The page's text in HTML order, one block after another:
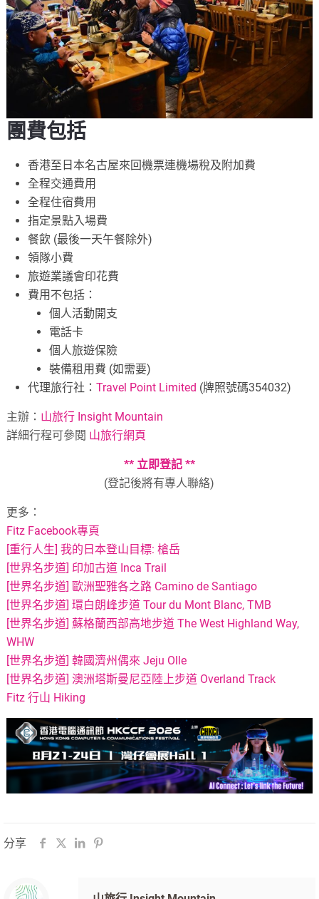
團費包括
香港至日本名古屋來回機票連機場稅及附加費
全程交通費用
全程住宿費用
指定景點入場費
餐飲 (最後一天午餐除外)
領隊小費
旅遊業議會印花費
費用不包括：
個人活動開支
電話卡
個人旅遊保險
裝備租用費 (如需要)
代理旅行社：Travel Point Limited (牌照號碼354032)
主辦： 山旅行 Insight Mountain
詳細行程可參閱 山旅行網頁
** 立即登記 **
(登記後將有專人聯絡)
更多：
Fitz Facebook專頁
[重行人生] 我的日本登山目標: 槍岳
[世界名步道] 印加古道 Inca Trail
[世界名步道] 歐洲聖雅各之路 Camino de Santiago
[世界名步道] 環白朗峰步道 Tour du Mont Blanc, TMB
[世界名步道] 蘇格蘭西部高地步道 The West Highland Way,
WHW
[世界名步道] 韓國濟州偶來 Jeju Olle
[世界名步道] 澳洲塔斯曼尼亞陸上步道 Overland Track
Fitz 行山 Hiking
分享